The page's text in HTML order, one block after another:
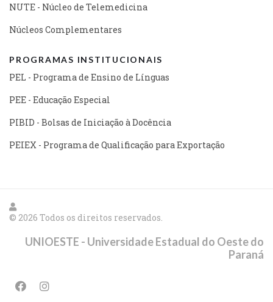
NUTE - Núcleo de Telemedicina
Núcleos Complementares
PROGRAMAS INSTITUCIONAIS
PEL - Programa de Ensino de Línguas
PEE - Educação Especial
PIBID - Bolsas de Iniciação à Docência
PEIEX - Programa de Qualificação para Exportação
© 2026 Todos os direitos reservados.
UNIOESTE - Universidade Estadual do Oeste do
Paraná